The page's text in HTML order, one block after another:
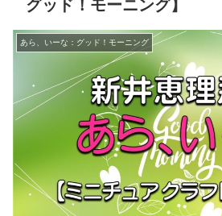
グッド！モーニング】
あら、いーな：グッド！モーニング